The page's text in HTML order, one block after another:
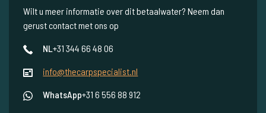
Wilt u meer informatie over dit betaalwater? Neem dan
gerust contact met ons op
NL+31 344 66 48 06
info@thecarpspecialist.nl
WhatsApp+31 6 556 88 912